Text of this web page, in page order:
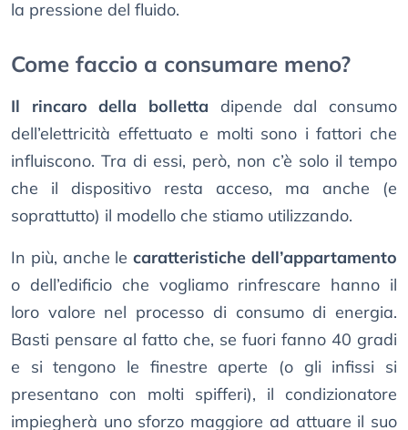
la pressione del fluido.
Come faccio a consumare meno?
Il rincaro della bolletta dipende dal consumo
dell’elettricità effettuato e molti sono i fattori che
influiscono. Tra di essi, però, non c’è solo il tempo
che il dispositivo resta acceso, ma anche (e
soprattutto) il modello che stiamo utilizzando.
In più, anche lecaratteristiche dell’appartamento
o dell’edificio che vogliamo rinfrescare hanno il
loro valore nel processo di consumo di energia.
Basti pensare al fatto che, se fuori fanno 40 gradi
e si tengono le finestre aperte (o gli infissi si
presentano con molti spifferi), il condizionatore
impiegherà uno sforzo maggiore ad attuare il suo